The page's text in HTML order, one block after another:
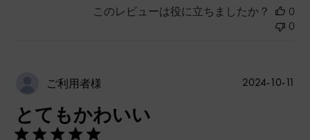
このレビューは役に立ちましたか？
0
0
ご利用者様
とてもかわいい
2024-10-11